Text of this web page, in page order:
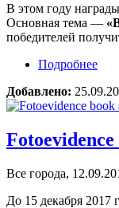
В этом году
Основная тема —
победителей
Подробнее
Добавлено:
Все города,
До 15 декабря 2017